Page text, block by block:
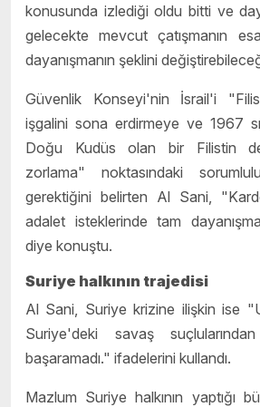
konusunda izlediği oldu bitti ve
gelecekte mevcut çatışmanın
dayanışmanın şeklini
Güvenlik Konseyi'nin İsrail'i
işgalini sona erdirmeye ve 1967
Doğu Kudüs olan bir Filistin
zorlama" noktasındaki
gerektiğini belirten Al Sani,
adalet isteklerinde tam
diye konuştu.
Suriye halkının trajedisi
Al Sani, Suriye krizine ilişkin ise
Suriye'deki savaş
başaramadı." ifadelerini kullandı.
Mazlum Suriye halkının yaptığı